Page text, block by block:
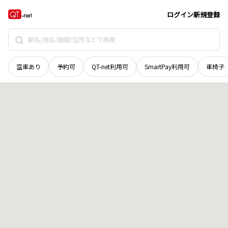
ログイン新規登録
空車あり 予約可 QT-net利用可 SmartPay利用可 車椅子
広島県